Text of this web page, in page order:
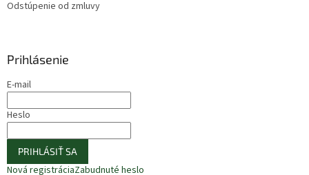
Odstúpenie od zmluvy
Prihlásenie
E-mail
Heslo
PRIHLÁSIŤ SA
Nová registráciaZabudnuté heslo